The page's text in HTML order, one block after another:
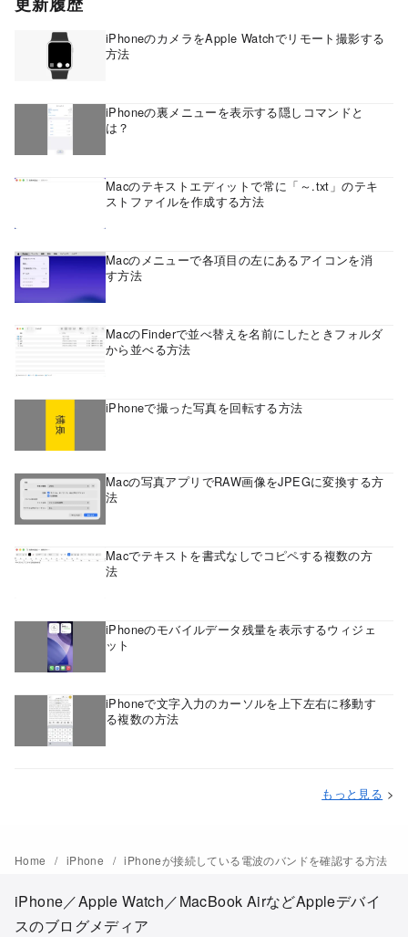
iPhoneのカメラをApple Watchでリモート撮影する
方法
iPhoneの裏メニューを表示する隠しコマンドと
は？
Macのテキストエディットで常に「～.txt」のテキ
ストファイルを作成する方法
Macのメニューで各項目の左にあるアイコンを消
す方法
MacのFinderで並べ替えを名前にしたときフォルダ
から並べる方法
iPhoneで撮った写真を回転する方法
Macの写真アプリでRAW画像をJPEGに変換する方
法
Macでテキストを書式なしでコピペする複数の方
法
iPhoneのモバイルデータ残量を表示するウィジェ
ット
iPhoneで文字入力のカーソルを上下左右に移動す
る複数の方法
もっと見る >
Home iPhone iPhoneが接続している電波のバンドを確認する方法
iPhone／Apple Watch／MacBook AirなどAppleデバイ
スのブログメディア